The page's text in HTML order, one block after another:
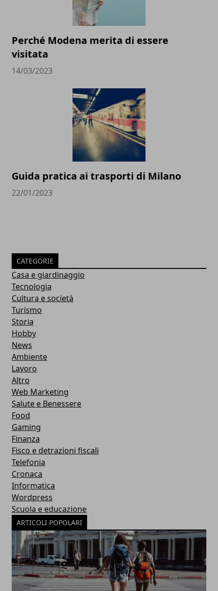
Perché Modena merita di essere
visitata
14/03/2023
Guida pratica ai trasporti di Milano
22/01/2023
CATEGORIE
Casa e giardinaggio
Tecnologia
Cultura e società
Turismo
Storia
Hobby
News
Ambiente
Lavoro
Altro
Web Marketing
Salute e Benessere
Food
Gaming
Finanza
Fisco e detrazioni fiscali
Telefonia
Cronaca
Informatica
Wordpress
Scuola e educazione
ARTICOLI POPOLARI